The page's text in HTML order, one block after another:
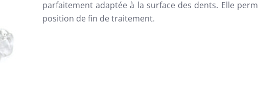
parfaitement adaptée à la surface des dents. Elle
position de fin de traitement.